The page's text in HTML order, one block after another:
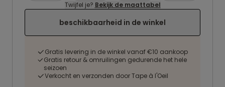
Twijfel je? Bekijk de maattabel
beschikbaarheid in de winkel
Gratis levering in de winkel vanaf €10 aankoop
Gratis retour & omruilingen gedurende het hele
seizoen
Verkocht en verzonden door Tape à l'Oeil